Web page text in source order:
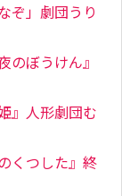
ぞ」劇団うり
のぼうけん』
』人形劇団む
くつした』終